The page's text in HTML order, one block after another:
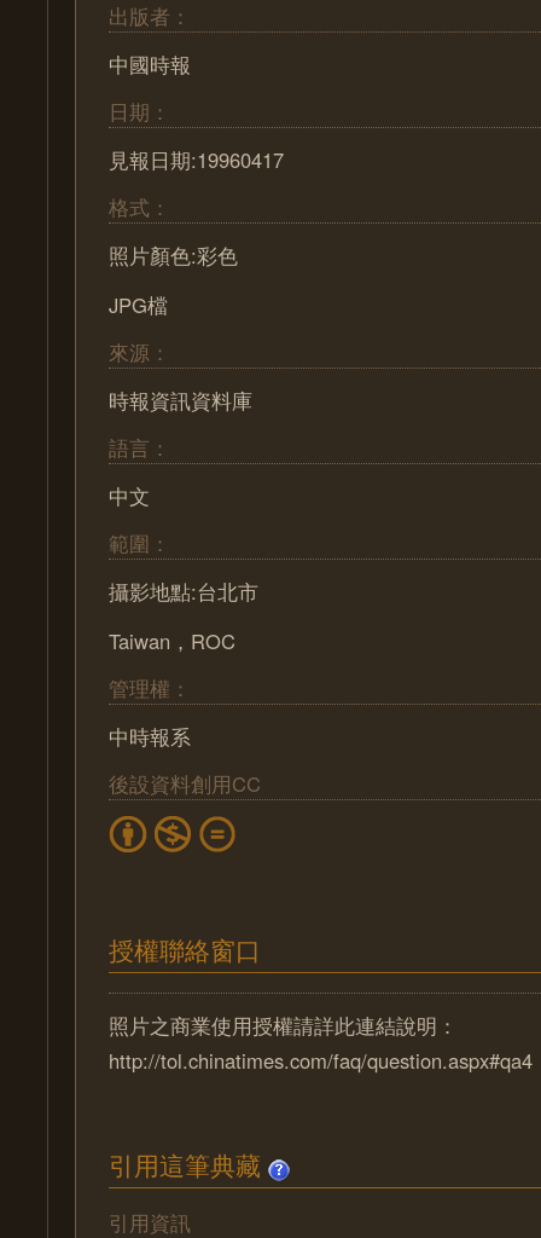
出版者：
中國時報
日期：
見報日期:19960417
格式：
照片顏色:彩色
JPG檔
來源：
時報資訊資料庫
語言：
中文
範圍：
攝影地點:台北市
Taiwan，ROC
管理權：
中時報系
後設資料創用CC
授權聯絡窗口
照片之商業使用授權請詳此連結說明：
http://tol.chinatimes.com/faq/question.aspx#qa4
引用這筆典藏
引用資訊